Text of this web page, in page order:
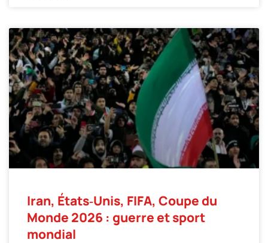
Iran, États‑Unis, FIFA, Coupe du
Monde 2026 : guerre et sport
mondial